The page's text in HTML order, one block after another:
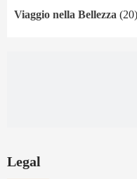
Viaggio nella Bellezza (20)
Legal